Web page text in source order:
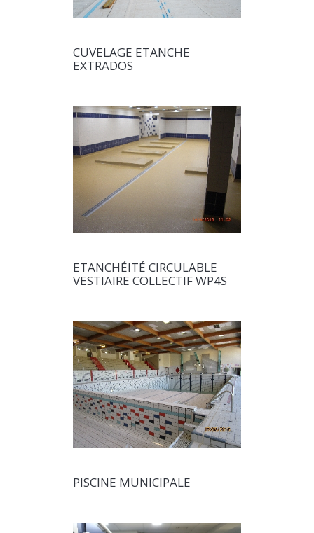
CUVELAGE ETANCHE
EXTRADOS
ETANCHÉITÉ CIRCULABLE
VESTIAIRE COLLECTIF WP4S
PISCINE MUNICIPALE